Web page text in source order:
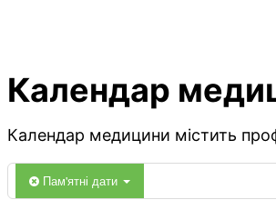
Календар
Календар медицини містить
Пам'ятні дати